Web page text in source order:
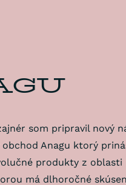
som pripravil nový
Anagu ktorý
produkty z oblasti
má dlhoročné